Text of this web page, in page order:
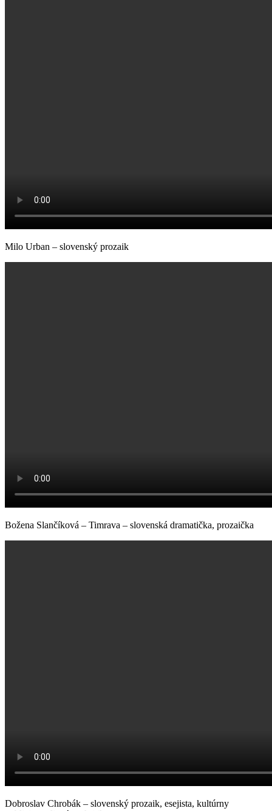
Milo Urban – slovenský prozaik
Božena Slančíková – Timrava – slovenská dramatička, prozaička
Dobroslav Chrobák – slovenský prozaik, esejista, kultúrny